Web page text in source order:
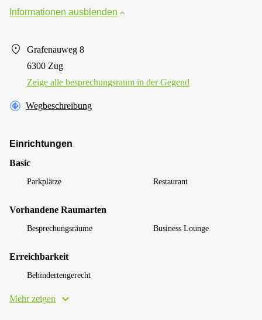
Informationen ausblenden
Grafenauweg 8
6300 Zug
Zeige alle besprechungsraum in der Gegend
Wegbeschreibung
Einrichtungen
Basic
Parkplätze Restaurant
Vorhandene Raumarten
Besprechungsräume Business Lounge
Erreichbarkeit
Behindertengerecht
Mehr zeigen